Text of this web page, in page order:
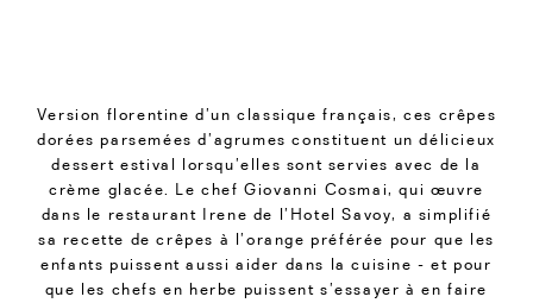
Version florentine d’un classique français, ces crêpes
dorées parsemées d’agrumes constituent un délicieux
dessert estival lorsqu’elles sont servies avec de la
crème glacée. Le chef Giovanni Cosmai, qui œuvre
dans le restaurant Irene de l’Hotel Savoy, a simplifié
sa recette de crêpes à l’orange préférée pour que les
enfants puissent aussi aider dans la cuisine - et pour
que les chefs en herbe puissent s’essayer à en faire